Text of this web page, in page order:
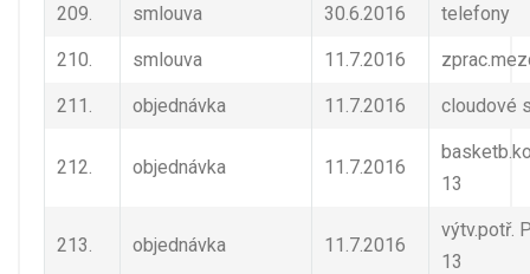
209. smlouva 30.6.2016 telefony
210. smlouva 11.7.2016
211. objednávka 11.7.2016 cloudové
212. objednávka 11.7.2016
13
213. objednávka 11.7.2016
výtv.potř.
13